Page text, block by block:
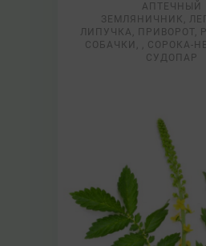
АПТЕЧНЫЙ
ЗЕМЛЯНИЧНИК,
ЛИПУЧКА, ПРИВОРОТ,
СОБАЧКИ, , СОРОКА-
СУДОПАР